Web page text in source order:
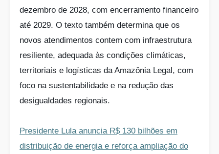
dezembro de 2028, com encerramento financeiro
até 2029. O texto também determina que os
novos atendimentos contem com infraestrutura
resiliente, adequada às condições climáticas,
territoriais e logísticas da Amazônia Legal, com
foco na sustentabilidade e na redução das
desigualdades regionais.
Presidente Lula anuncia R$ 130 bilhões em
distribuição de energia e reforça ampliação do